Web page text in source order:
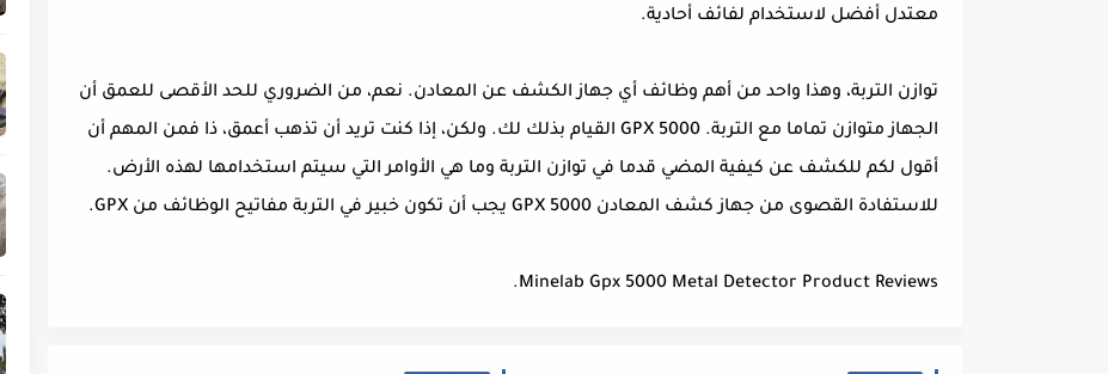
معتدل أفضل لاستخدام لفائف أحادية.
توازن التربة، وهذا واحد من أهم وظائف أي جهاز الكشف عن المعادن. نعم، من الضروري للحد الأقصى للعمق أن
الجهاز متوازن تماما مع التربة. GPX 5000 القيام بذلك لك. ولكن، إذا كنت تريد أن تذهب أعمق، ذا فمن المهم أن
أقول لكم للكشف عن كيفية المضي قدما في توازن التربة وما هي الأوامر التي سيتم استخدامها لهذه الأرض.
للاستفادة القصوى من جهاز كشف المعادن GPX 5000 يجب أن تكون خبير في التربة مفاتيح الوظائف من GPX.
Minelab Gpx 5000 Metal Detector Product Reviews.